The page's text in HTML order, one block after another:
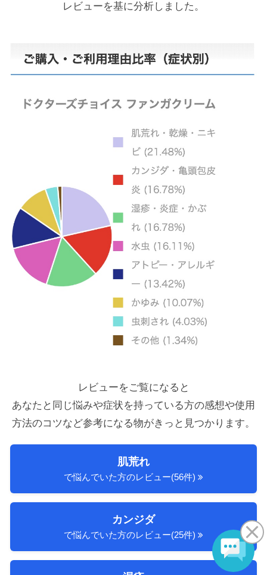
レビューを基に分析しました。
レビューをご覧になると
あなたと同じ悩みや症状を持っている方の感想や使用
方法のコツなど参考になる物がきっと見つかります。
肌荒れ
で悩んでいた方のレビュー(56件)
カンジダ
で悩んでいた方のレビュー(25件)